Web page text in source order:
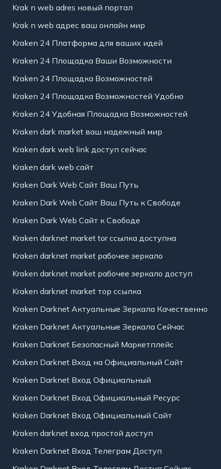
Krak n web adres новый портал
Krak n web адрес ваш онлайн мир
Kraken 24 Платформа для ваших идей
Kraken 24 Площадка Ваши Возможности
Kraken 24 Площадка Возможностей
Kraken 24 Площадка Возможностей Удобно
Kraken 24 Удобная Площадка Возможностей
Kraken dark market ваш надежный мир
Kraken dark web link доступ сейчас
Kraken dark web сайт
Kraken Dark Web Сайт Ваш Путь
Kraken Dark Web Сайт Ваш Путь к Свободе
Kraken Dark Web Сайт к Свободе
Kraken darknet market tor ссылка доступна
Kraken darknet market рабочее зеркало
Kraken darknet market рабочее зеркало доступ
Kraken darknet market тор ссылка
Kraken Darknet Актуальные Зеркала Качественно
Kraken Darknet Актуальные Зеркала Сейчас
Kraken Darknet Безопасный Маркетплейс
Kraken Darknet Вход на Официальный Сайт
Kraken Darknet Вход Официальный
Kraken Darknet Вход Официальный Ресурс
Kraken Darknet Вход Официальный Сайт
Kraken darknet вход простой доступ
Kraken Darknet Вход Телеграм Доступ